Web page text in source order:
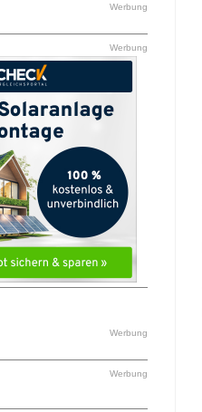
Werbung
Werbung
Werbung
Werbung